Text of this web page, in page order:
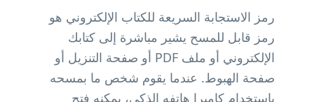
رمز الاستجابة السريعة للكتاب الإلكتروني هو
رمز قابل للمسح يشير مباشرة إلى كتابك
الإلكتروني أو ملف PDF أو صفحة التنزيل أو
صفحة الهبوط. عندما يقوم شخص ما بمسحه
باستخدام كاميرا هاتفه الذكي، يمكنه فتح